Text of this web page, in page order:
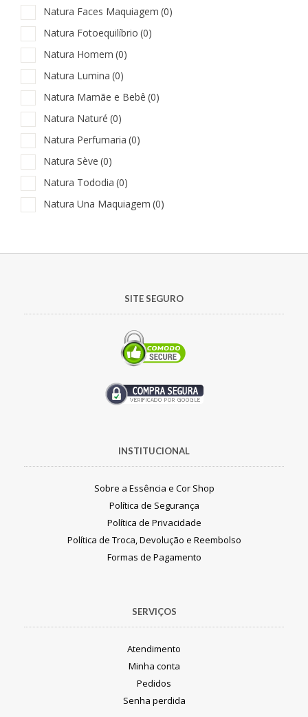
Natura Faces Maquiagem (0)
Natura Fotoequilíbrio (0)
Natura Homem (0)
Natura Lumina (0)
Natura Mamãe e Bebê (0)
Natura Naturé (0)
Natura Perfumaria (0)
Natura Sève (0)
Natura Tododia (0)
Natura Una Maquiagem (0)
SITE SEGURO
INSTITUCIONAL
Sobre a Essência e Cor Shop
Política de Segurança
Política de Privacidade
Política de Troca, Devolução e Reembolso
Formas de Pagamento
SERVIÇOS
Atendimento
Minha conta
Pedidos
Senha perdida